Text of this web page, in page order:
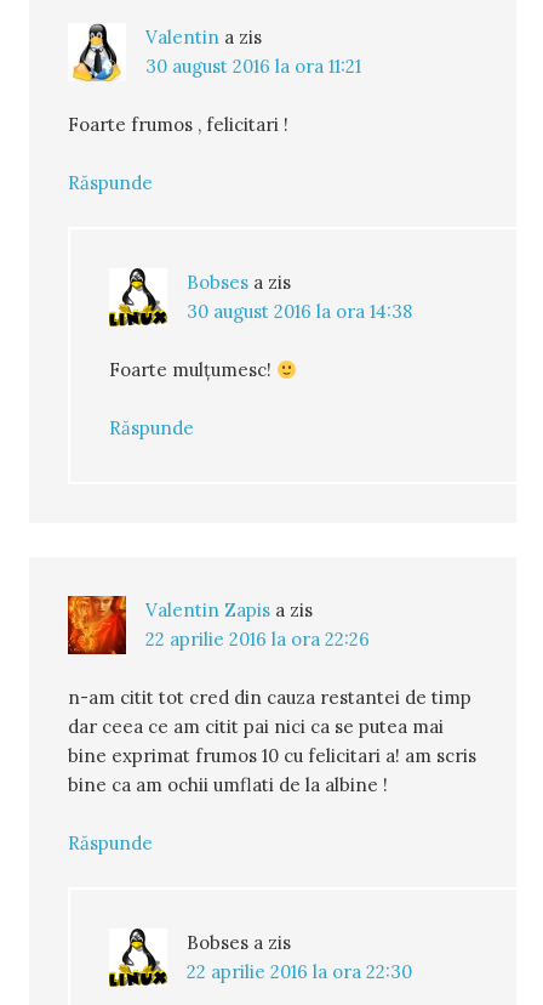
Valentin a zis
30 august 2016 la ora 11:21
Foarte frumos , felicitari !
Răspunde
Bobses a zis
30 august 2016 la ora 14:38
Foarte mulțumesc!
Răspunde
Valentin Zapis a zis
22 aprilie 2016 la ora 22:26
n-am citit tot cred din cauza restantei de timp
dar ceea ce am citit pai nici ca se putea mai
bine exprimat frumos 10 cu felicitari a! am scris
bine ca am ochii umflati de la albine !
Răspunde
Bobses a zis
22 aprilie 2016 la ora 22:30